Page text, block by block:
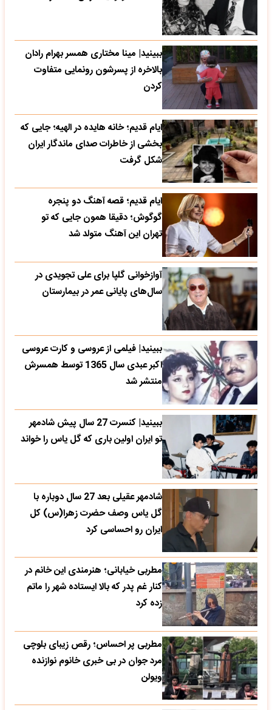
ببینید| مینا مختاری همسر بهرام رادان
بالاخره از پسرشون رونمایی متفاوت
کردن
ایام قدیم؛ خانه هایده در الهیه؛ جایی که
بخشی از خاطرات صدای ماندگار ایران
شکل گرفت
ایام قدیم؛ قصه آهنگ دو پنجره
گوگوش؛ دقیقا همون جایی که تو
تهران این آهنگ متولد شد
آوازخوانی گلپا برای علی تجویدی در
سال‌های پایانی عمر در بیمارستان
ببینید| فیلمی از عروسی و کارت عروسی
اکبر عبدی سال 1365 توسط همسرش
منتشر شد
ببینید| کنسرت 27 سال پیش شادمهر
تو ایران اولین باری که گل یاس را خواند
شادمهر عقیلی بعد 27 سال دوباره با
گل یاس وصف حضرت زهرا(س) کل
ایران رو احساسی کرد
مطربی خیابانی؛ هنرمندی این خانم در
کنار غم پدر که بالا ایستاده شهر را ماتم
زده کرد
مطربی پر احساس؛ رقص زیبای بلوچی
مرد جوان در بی خبری خانوم نوازنده
ویولن